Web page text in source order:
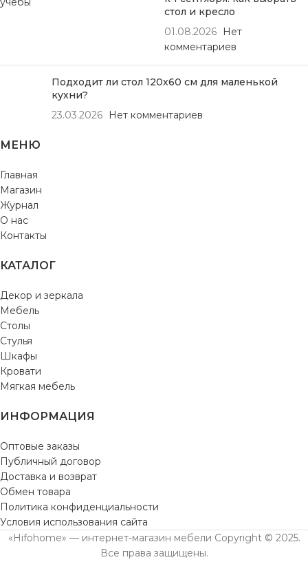
стол и кресло
01.08.2026
Нет
комментариев
Подходит ли стол 120х60 см для маленькой
кухни?
23.03.2026
Нет комментариев
МЕНЮ
Главная
Магазин
Журнал
О нас
Контакты
КАТАЛОГ
Декор и зеркала
Мебель
Столы
Стулья
Шкафы
Кровати
Мягкая мебель
ИНФОРМАЦИЯ
Оптовые заказы
Публичный договор
Доставка и возврат
Обмен товара
Политика конфиденциальности
Условия использования сайта
«Hifohome» — интернет-магазин мебели Copyright © 2025.
Все права защищены.